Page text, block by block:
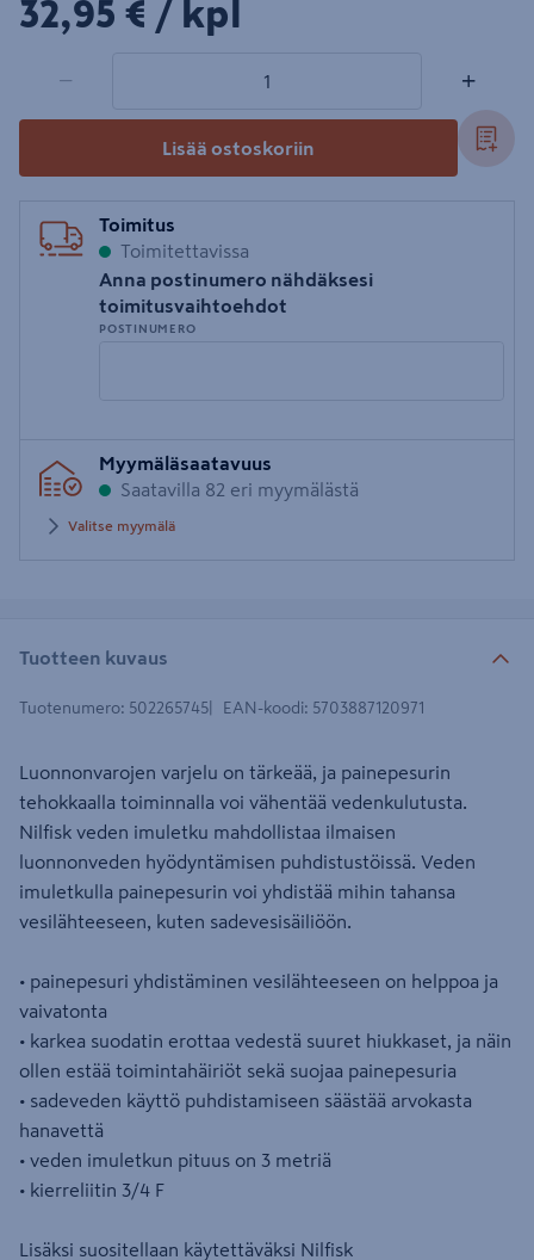
32,95€/kpl
32,95 € / kpl
− +
Lisää ostoskoriin
Toimitus
Toimitettavissa
Anna postinumero nähdäksesi
toimitusvaihtoehdot
POSTINUMERO
postinumero
Myymäläsaatavuus
Saatavilla 82 eri myymälästä
Valitse myymälä
Tuotteen kuvaus
Tuotenumero: 502265745 EAN-koodi: 5703887120971
Luonnonvarojen varjelu on tärkeää, ja painepesurin
tehokkaalla toiminnalla voi vähentää vedenkulutusta.
Nilfisk veden imuletku mahdollistaa ilmaisen
luonnonveden hyödyntämisen puhdistustöissä. Veden
imuletkulla painepesurin voi yhdistää mihin tahansa
vesilähteeseen, kuten sadevesisäiliöön.
• painepesuri yhdistäminen vesilähteeseen on helppoa ja
vaivatonta
• karkea suodatin erottaa vedestä suuret hiukkaset, ja näin
ollen estää toimintahäiriöt sekä suojaa painepesuria
• sadeveden käyttö puhdistamiseen säästää arvokasta
hanavettä
• veden imuletkun pituus on 3 metriä
• kierreliitin 3/4 F
Lisäksi suositellaan käytettäväksi Nilfisk